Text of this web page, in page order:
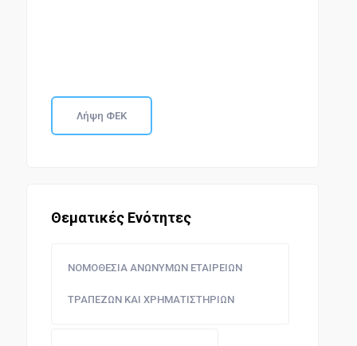
Λήψη ΦΕΚ
Θεματικές Ενότητες
ΝΟΜΟΘΕΣΙΑ ΑΝΩΝΥΜΩΝ ΕΤΑΙΡΕΙΩΝ
ΤΡΑΠΕΖΩΝ ΚΑΙ ΧΡΗΜΑΤΙΣΤΗΡΙΩΝ